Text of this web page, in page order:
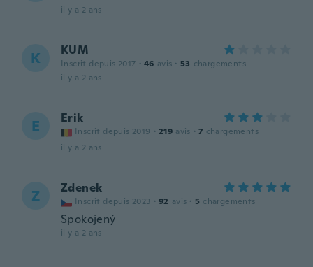
il y a 2 ans
K KUM
Inscrit depuis 2017 · 46 avis · 53 chargements
il y a 2 ans
E Erik
Inscrit depuis 2019 · 219 avis · 7 chargements
il y a 2 ans
Z Zdenek
Inscrit depuis 2023 · 92 avis · 5 chargements
Spokojený
il y a 2 ans